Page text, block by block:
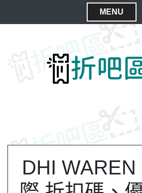
MENU
DHI WAREN